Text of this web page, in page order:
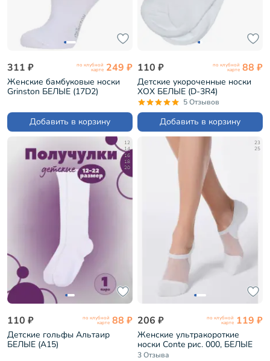
311 ₽ по клубной
карте 249 ₽
Женские бамбуковые носки
Grinston БЕЛЫЕ (17D2)
Добавить в корзину
110 ₽ по клубной
карте 88 ₽
Детские укороченные носки
ХОХ БЕЛЫЕ (D-3R4)
5 Отзывов
Добавить в корзину
12
14
16
18
20
110 ₽ по клубной
карте 88 ₽
Детские гольфы Альтаир
БЕЛЫЕ (А15)
23
25
206 ₽ по клубной
карте 119 ₽
Женские ультракороткие
носки Conte рис. 000, БЕЛЫЕ
(18С-4СП)
3 Отзыва